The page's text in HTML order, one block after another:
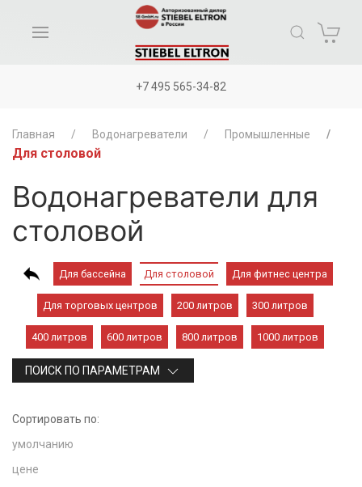
+7 495 565-34-82
Главная Водонагреватели Промышленные
Для столовой
Водонагреватели для
столовой
Для бассейна Для столовой Для фитнес центра
Для торговых центров 200 литров 300 литров
400 литров 600 литров 800 литров 1000 литров
ПОИСК ПО ПАРАМЕТРАМ
Сортировать по:
умолчанию
цене